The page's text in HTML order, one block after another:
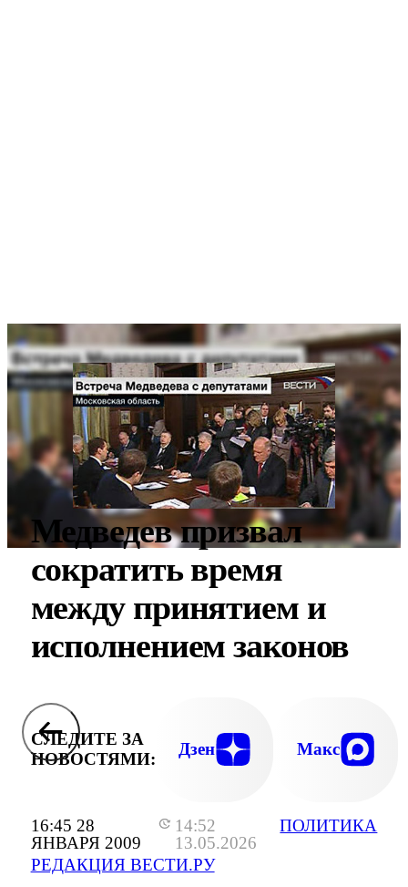
16:45 28
ЯНВАРЯ 2009
14:52
13.05.2026
РЕДАКЦИЯ ВЕСТИ.РУ
ПОЛИТИКА
Медведев призвал
сократить время
между принятием и
исполнением законов
СЛЕДИТЕ ЗА
НОВОСТЯМИ:
Дзен Макс